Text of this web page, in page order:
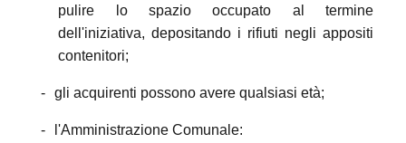
pulire lo spazio occupato al termine
dell'iniziativa, depositando i rifiuti negli appositi
contenitori;
- gli acquirenti possono avere qualsiasi età;
- l'Amministrazione Comunale: